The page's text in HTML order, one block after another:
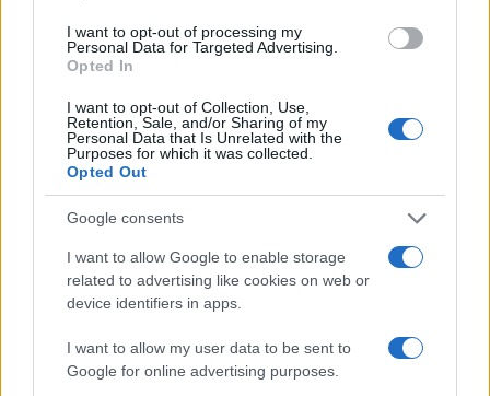
I want to opt-out of processing my
Personal Data for Targeted Advertising.
Opted In
I want to opt-out of Collection, Use,
Retention, Sale, and/or Sharing of my
Personal Data that Is Unrelated with the
Purposes for which it was collected.
Opted Out
Google consents
I want to allow Google to enable storage
related to advertising like cookies on web or
device identifiers in apps.
I want to allow my user data to be sent to
Google for online advertising purposes.
Michelle Hunziker in Gallura, bella anche dal
vivo: un amico vip svela come fa
Calangianus, dopo le polemiche il centro
accoglienza minori chiude
Olbia, divieto di sosta contro spaccio e degrado:
esplode la protesta
Pausa caffè impeccabile: come scegliere la
soluzione ideale per la casa e l’ufficio